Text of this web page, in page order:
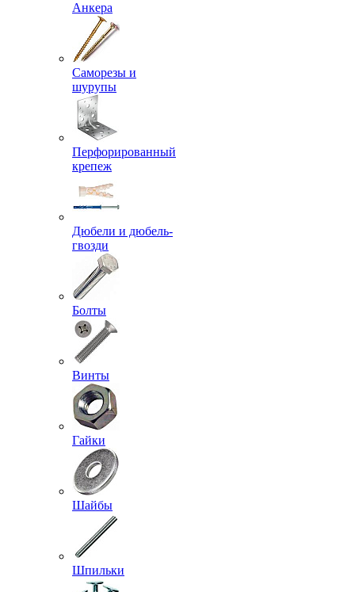
Анкера
Саморезы и
шурупы
Перфорированный
крепеж
Дюбели и дюбель-
гвозди
Болты
Винты
Гайки
Шайбы
Шпильки